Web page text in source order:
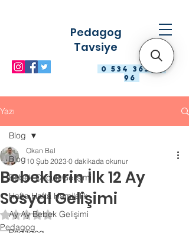
0 534 363 98
96
Pedagog
Tavsiye
Yazı
Blog
Bebek Çocuk Gelişimi
Hafta Hafta Hamilelik
Ay Ay Bebek Gelişimi
Blog
Bebeklerin İlk 12 Ay
Sosyal Gelişimi
Okan Bal
10 Şub 2023 0 dakikada okunur
5 üzerinden NaN yıldız
Pedagog